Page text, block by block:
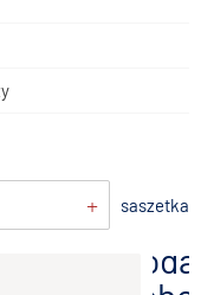
+ saszetka